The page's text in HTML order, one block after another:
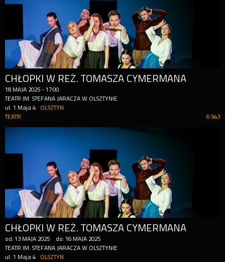
CHŁOPKI W REŻ. TOMASZA CYMERMANA
18 MAJA 2025 -17:00
TEATR IM. STEFANA JARACZA W OLSZTYNIE
ul. 1 Maja 4
OLSZTYN
6 943
TEATR
CHŁOPKI W REŻ. TOMASZA CYMERMANA
od:13 MAJA 2025 do:16 MAJA 2025
TEATR IM. STEFANA JARACZA W OLSZTYNIE
ul. 1 Maja 4
OLSZTYN